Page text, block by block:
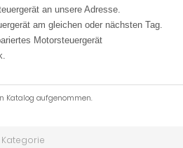
an unsere Adresse.
am gleichen oder nächsten Tag.
Motorsteuergerät
Katalog aufgenommen.